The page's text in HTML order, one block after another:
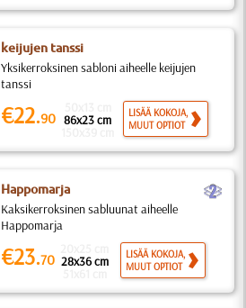
keijujen tanssi
Yksikerroksinen sabloni aiheelle keijujen
tanssi
€22.90 86x23 cm
LISÄÄ KOKOJA,
MUUT OPTIOT
Happomarja b
Kaksikerroksinen sabluunat aiheelle
Happomarja
€23.70 28x36 cm
LISÄÄ KOKOJA,
MUUT OPTIOT